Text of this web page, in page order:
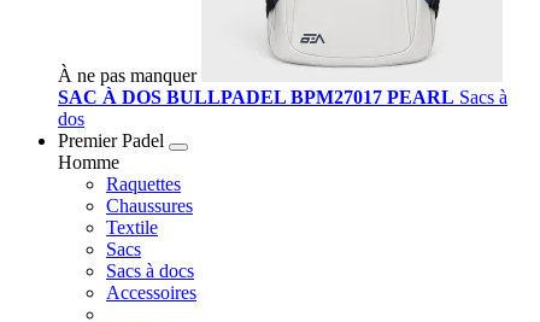
À ne pas manquer
SAC À DOS BULLPADEL BPM27017 PEARL Sacs à
dos
Premier Padel
Homme
Raquettes
Chaussures
Textile
Sacs
Sacs à docs
Accessoires